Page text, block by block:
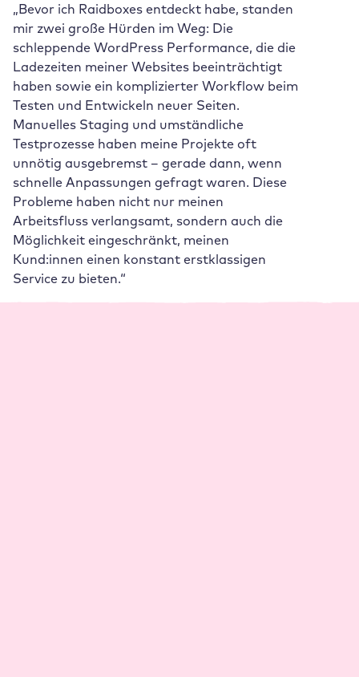
„Bevor ich Raidboxes entdeckt habe, standen
mir zwei große Hürden im Weg: Die
schleppende WordPress Performance, die die
Ladezeiten meiner Websites beeinträchtigt
haben sowie ein komplizierter Workflow beim
Testen und Entwickeln neuer Seiten.
Manuelles Staging und umständliche
Testprozesse haben meine Projekte oft
unnötig ausgebremst – gerade dann, wenn
schnelle Anpassungen gefragt waren. Diese
Probleme haben nicht nur meinen
Arbeitsfluss verlangsamt, sondern auch die
Möglichkeit eingeschränkt, meinen
Kund:innen einen konstant erstklassigen
Service zu bieten.“